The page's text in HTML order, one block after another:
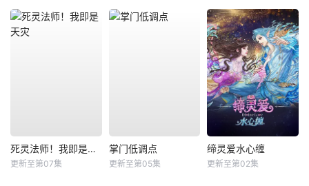
死灵法师！我即是天灾
更新至第07集
掌门低调点
更新至第05集
缔灵爱水心缠
更新至第02集